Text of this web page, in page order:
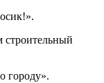
строительный
городу».